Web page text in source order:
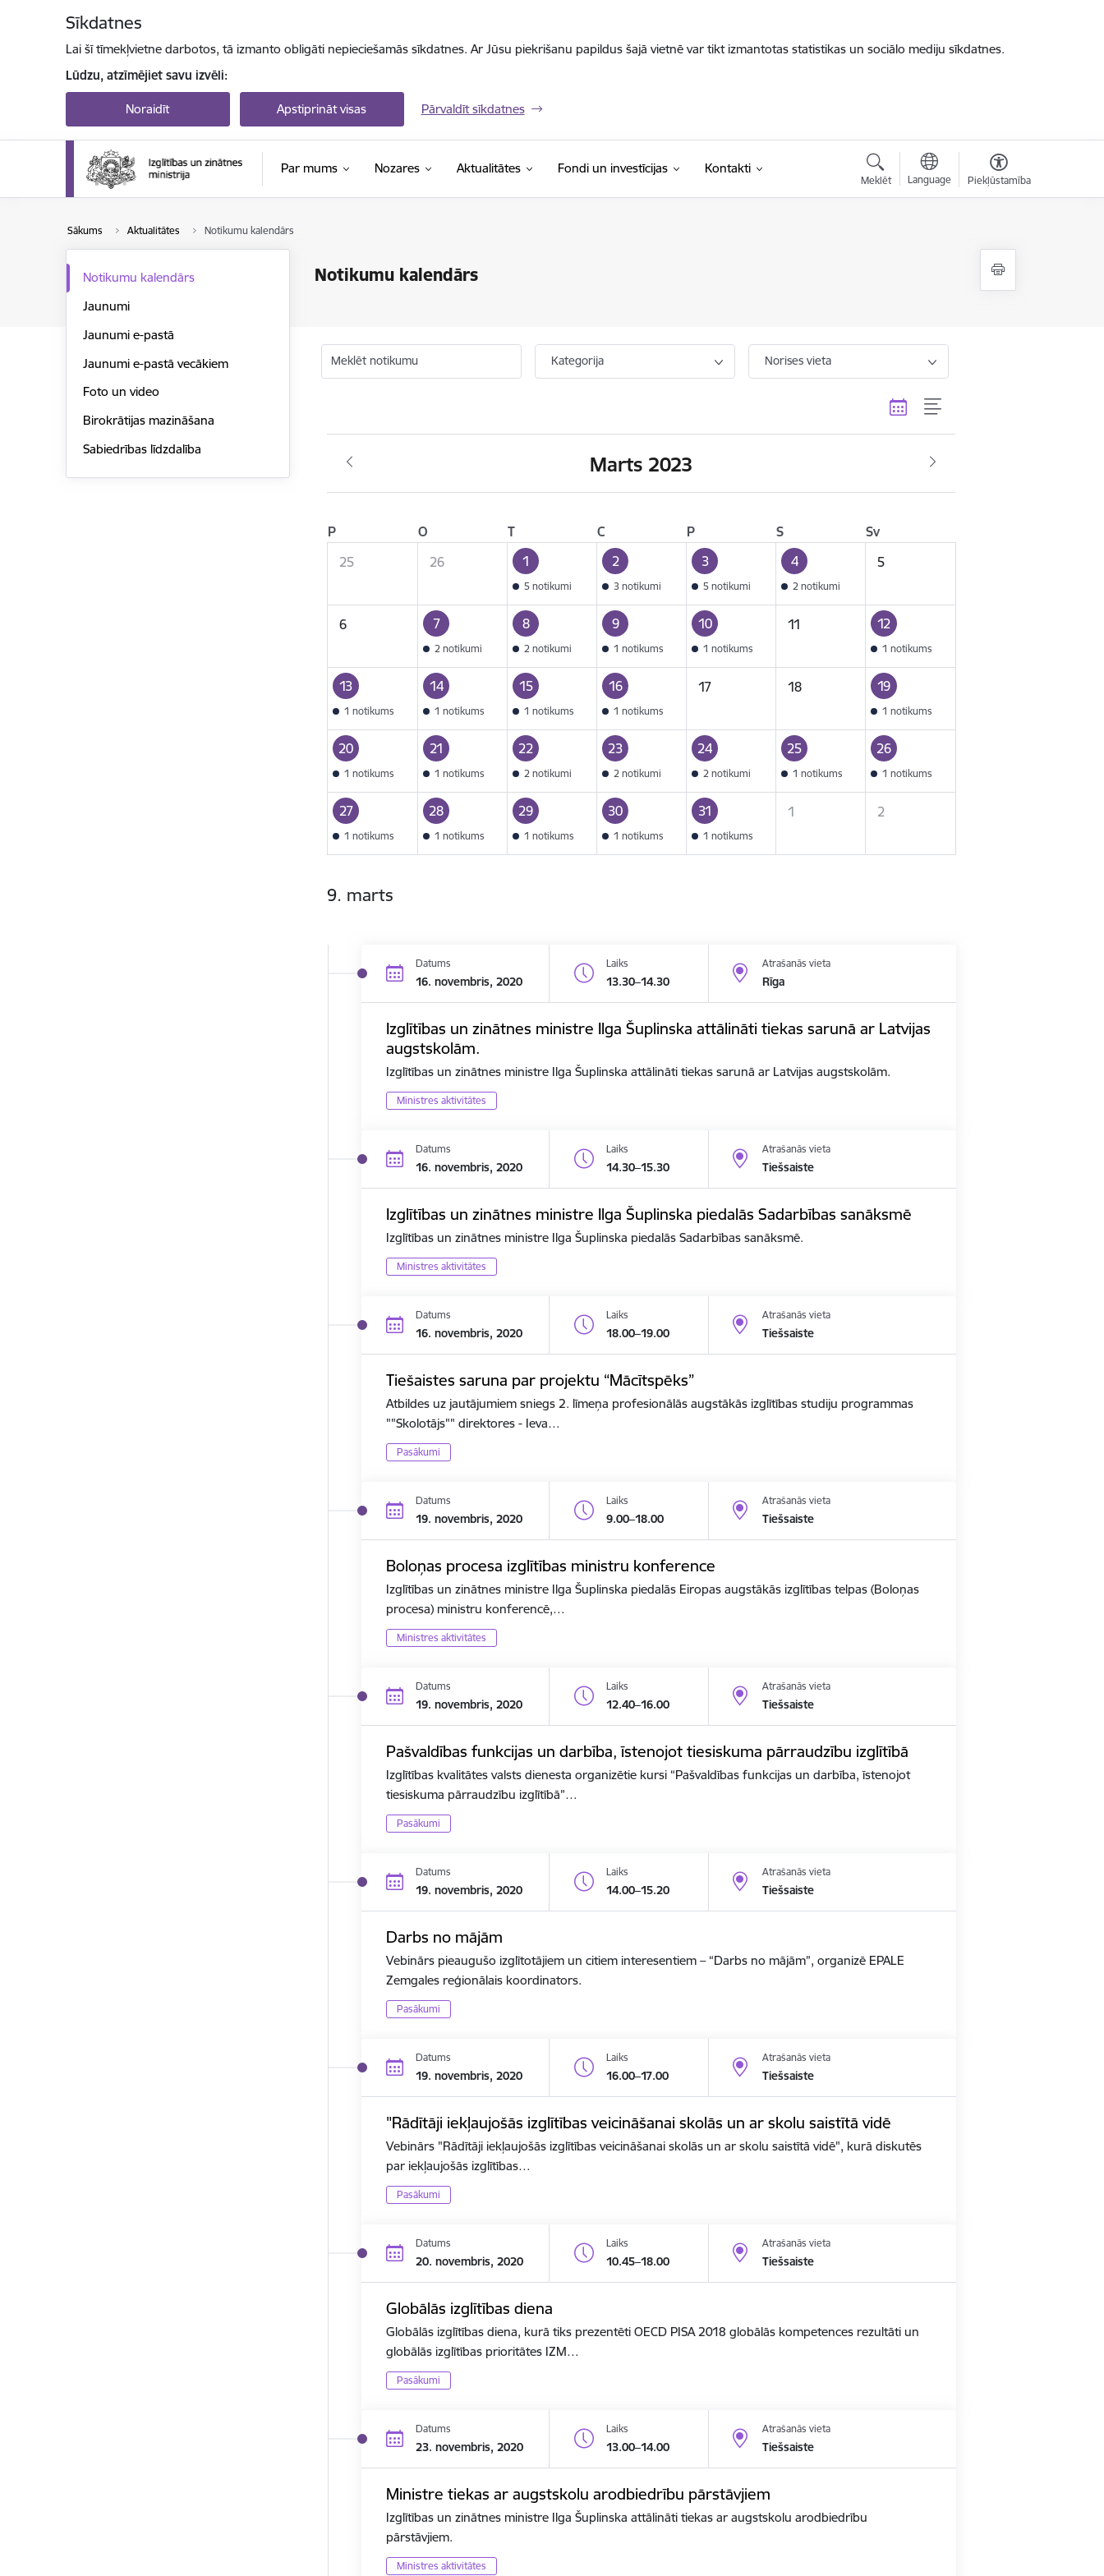
Sīkdatnes
Lai šī tīmekļvietne darbotos, tā izmanto obligāti nepieciešamās sīkdatnes. Ar Jūsu piekrišanu papildus šajā vietnē var tikt izmantotas statistikas un sociālo mediju sīkdatnes.
Lūdzu, atzīmējiet savu izvēli:
Noraidīt Apstiprināt visas Pārvaldīt sīkdatnes
Par mums Nozares Aktualitātes Fondi un investīcijas Kontakti
Meklēt Language Piekļūstamība
Sākums Aktualitātes Notikumu kalendārs
Notikumu kalendārs
Notikumu kalendārs
Jaunumi
Jaunumi e-pastā
Jaunumi e-pastā vecākiem
Foto un video
Birokrātijas mazināšana
Sabiedrības līdzdalība
Meklēt notikumu Kategorija Norises vieta
Marts 2023
P O T C P S
Sv
25
26 1
5 notikumi
2
3 notikumi
3
5 notikumi
4
2 notikumi
5
6 7
2 notikumi
8
2 notikumi
9
1 notikums
10
1 notikums
11 12
1 notikums
13
1 notikums
14
1 notikums
15
1 notikums
16
1 notikums
17 18 19
1 notikums
20
1 notikums
21
1 notikums
22
2 notikumi
23
2 notikumi
24
2 notikumi
25
1 notikums
26
1 notikums
27
1 notikums
28
1 notikums
29
1 notikums
30
1 notikums
31
1 notikums
1 2
9. marts
Datums
16. novembris, 2020
Laiks
13.30–14.30
Atrašanās vieta
Rīga
Izglītības un zinātnes ministre Ilga Šuplinska attālināti tiekas sarunā ar Latvijas
augstskolām.
Izglītības un zinātnes ministre Ilga Šuplinska attālināti tiekas sarunā ar Latvijas augstskolām.
Ministres aktivitātes
Datums
16. novembris, 2020
Laiks
14.30–15.30
Atrašanās vieta
Tiešsaiste
Izglītības un zinātnes ministre Ilga Šuplinska piedalās Sadarbības sanāksmē
Izglītības un zinātnes ministre Ilga Šuplinska piedalās Sadarbības sanāksmē.
Ministres aktivitātes
Datums
16. novembris, 2020
Laiks
18.00–19.00
Atrašanās vieta
Tiešsaiste
Tiešaistes saruna par projektu “Mācītspēks”
Atbildes uz jautājumiem sniegs 2. līmeņa profesionālās augstākās izglītības studiju programmas
""Skolotājs"" direktores - Ieva…
Pasākumi
Datums
19. novembris, 2020
Laiks
9.00–18.00
Atrašanās vieta
Tiešsaiste
Boloņas procesa izglītības ministru konference
Izglītības un zinātnes ministre Ilga Šuplinska piedalās Eiropas augstākās izglītības telpas (Boloņas
procesa) ministru konferencē,…
Ministres aktivitātes
Datums
19. novembris, 2020
Laiks
12.40–16.00
Atrašanās vieta
Tiešsaiste
Pašvaldības funkcijas un darbība, īstenojot tiesiskuma pārraudzību izglītībā
Izglītības kvalitātes valsts dienesta organizētie kursi “Pašvaldības funkcijas un darbība, īstenojot
tiesiskuma pārraudzību izglītībā”…
Pasākumi
Datums
19. novembris, 2020
Laiks
14.00–15.20
Atrašanās vieta
Tiešsaiste
Darbs no mājām
Vebinārs pieaugušo izglītotājiem un citiem interesentiem – “Darbs no mājām”, organizē EPALE
Zemgales reģionālais koordinators.
Pasākumi
Datums
19. novembris, 2020
Laiks
16.00–17.00
Atrašanās vieta
Tiešsaiste
"Rādītāji iekļaujošās izglītības veicināšanai skolās un ar skolu saistītā vidē
Vebinārs "Rādītāji iekļaujošās izglītības veicināšanai skolās un ar skolu saistītā vidē", kurā diskutēs
par iekļaujošās izglītības…
Pasākumi
Datums
20. novembris, 2020
Laiks
10.45–18.00
Atrašanās vieta
Tiešsaiste
Globālās izglītības diena
Globālās izglītības diena, kurā tiks prezentēti OECD PISA 2018 globālās kompetences rezultāti un
globālās izglītības prioritātes IZM…
Pasākumi
Datums
23. novembris, 2020
Laiks
13.00–14.00
Atrašanās vieta
Tiešsaiste
Ministre tiekas ar augstskolu arodbiedrību pārstāvjiem
Izglītības un zinātnes ministre Ilga Šuplinska attālināti tiekas ar augstskolu arodbiedrību
pārstāvjiem.
Ministres aktivitātes